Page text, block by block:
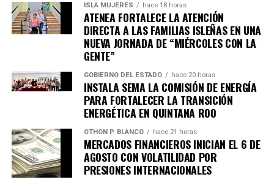
Recibe las noticias al instante
Únete al canal oficial de WhatsApp de
Quinto Podery recibe las noticias más
importantes de Quintana Roo directamente
Unirme al canal de WhatsApp
ISLA MUJERES hace 18 horas
ATENEA FORTALECE LA ATENCIÓN
DIRECTA A LAS FAMILIAS ISLEÑAS EN UNA
NUEVA JORNADA DE “MIÉRCOLES CON LA
GENTE”
GOBIERNO DEL ESTADO hace 20 horas
INSTALA SEMA LA COMISIÓN DE ENERGÍA
PARA FORTALECER LA TRANSICIÓN
ENERGÉTICA EN QUINTANA ROO
OTHON P. BLANCO hace 21 horas
MERCADOS FINANCIEROS INICIAN EL 6 DE
AGOSTO CON VOLATILIDAD POR
PRESIONES INTERNACIONALES